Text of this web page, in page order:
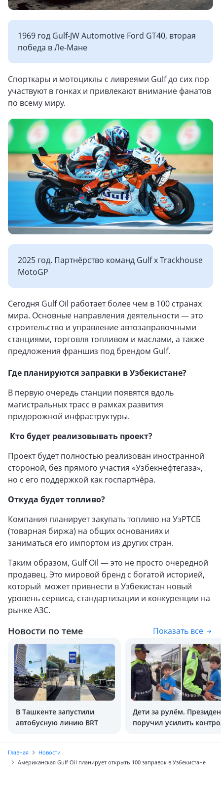
1969 год Gulf-JW Automotive Ford GT40, вторая
победа в Ле-Мане
Спорткары и мотоциклы с ливреями Gulf до сих пор
участвуют в гонках и привлекают внимание фанатов
по всему миру.
2025 год. Партнёрство команд Gulf x Trackhouse
MotoGP
Сегодня Gulf Oil работает более чем в 100 странах
мира. Основные направления деятельности — это
строительство и управление автозаправочными
станциями, торговля топливом и маслами, а также
предложения франшиз под брендом Gulf.
Где планируются заправки в Узбекистане?
В первую очередь станции появятся вдоль
магистральных трасс в рамках развития
придорожной инфраструктуры.
Кто будет реализовывать проект?
Проект будет полностью реализован иностранной
стороной, без прямого участия «Узбекнефтегаза»,
но с его поддержкой как госпартнёра.
Откуда будет топливо?
Компания планирует закупать топливо на УзРТСБ
(товарная биржа) на общих основаниях и
заниматься его импортом из других стран.
Таким образом, Gulf Oil — это не просто очередной
продавец. Это мировой бренд с богатой историей,
который может привнести в Узбекистан новый
уровень сервиса, стандартизации и конкуренции на
рынке АЗС.
Новости по теме Показать все
В Ташкенте запустили
автобусную линию BRT
Дети за рулём.
поручил усилить
Главная
Новости
Американская Gulf Oil планирует открыть 100 заправок в Узбекистане